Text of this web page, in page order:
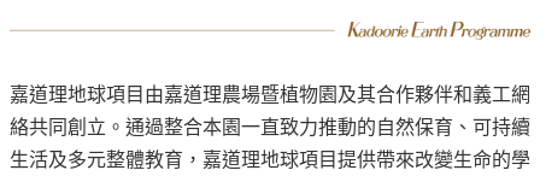
嘉道理地球項目由嘉道理農場暨植物園及其合作夥伴和義工網
絡共同創立。通過整合本園一直致力推動的自然保育、可持續
生活及多元整體教育，嘉道理地球項目提供帶來改變生命的學